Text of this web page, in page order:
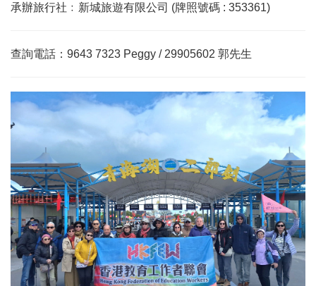
承辦旅行社﹕新城旅遊有限公司 (牌照號碼 : 353361)
查詢電話：9643 7323 Peggy / 29905602 郭先生